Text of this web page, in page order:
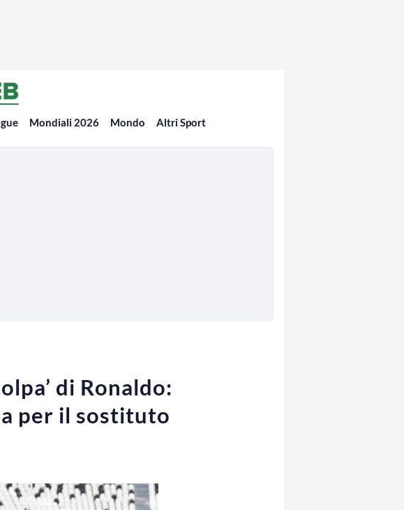
Mondiali 2026 Mondo Altri Sport
di Ronaldo:
per il sostituto